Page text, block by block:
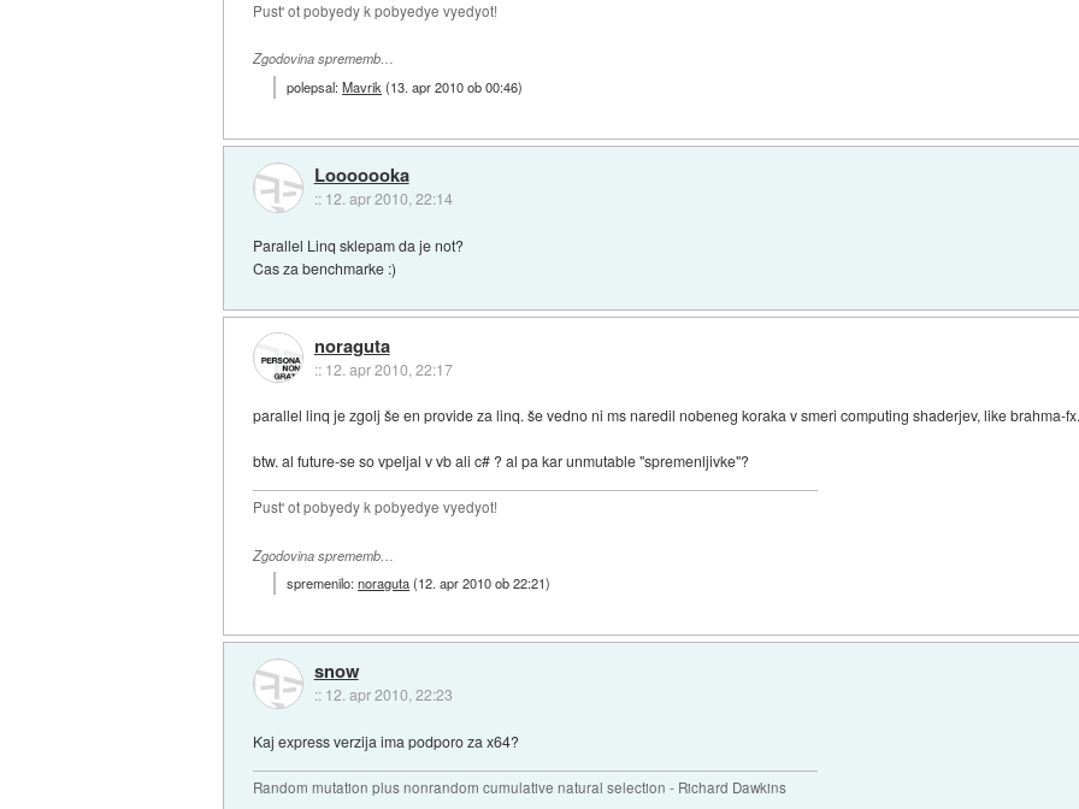
Pust' ot pobyedy k pobyedye vyedyot!
Zgodovina sprememb…
polepsal:Mavrik (13. apr 2010 ob 00:46)
Looooooka
:: 12. apr 2010, 22:14
Parallel Linq sklepam da je not?
Cas za benchmarke :)
noraguta
:: 12. apr 2010, 22:17
parallel linq je zgolj še en provide za linq. še vedno ni ms naredil nobeneg koraka v smeri computing shaderjev, like brahma-
btw. al future-se so vpeljal v vb ali c# ? al pa kar unmutable "spremenljivke"?
Pust' ot pobyedy k pobyedye vyedyot!
Zgodovina sprememb…
spremenilo:noraguta(12. apr 2010 ob 22:21)
snow
:: 12. apr 2010, 22:23
Kaj express verzija ima podporo za x64?
Random mutation plus nonrandom cumulative natural selection - Richard Dawkins